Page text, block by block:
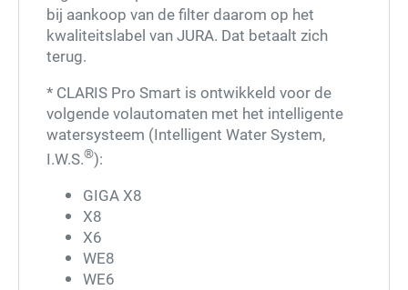
Type de karakters die je in de afbeelding ziet
hieronder
bij aankoop van de filter daarom op het
kwaliteitslabel van JURA. Dat betaalt zich
terug.
* CLARIS Pro Smart is ontwikkeld voor de
volgende volautomaten met het intelligente
watersysteem (Intelligent Water System,
I.W.S.®):
GIGA X8
X8
X6
WE8
WE6